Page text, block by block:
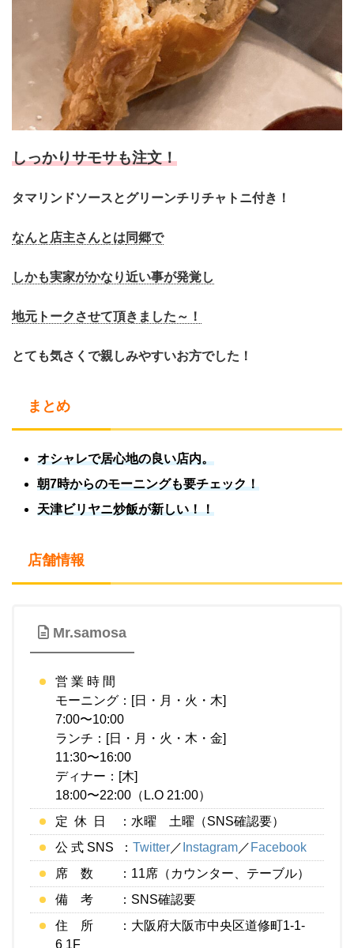
しっかりサモサも注文！
タマリンドソースとグリーンチリチャトニ付き！
なんと店主さんとは 同郷で
しかも実家がかなり近い事が発覚し
地元トークさせて頂きました～！
とても気さくで親しみやすいお方でした！
まとめ
オシャレで居心地の良い店内。
朝7時からのモーニングも要チェック！
天津ビリヤニ炒飯が新しい！！
店舗情報
Mr.samosa
営 業 時 間
モーニング：[日・月・火・木]
7:00〜10:00
ランチ：[日・月・火・木・金]
11:30〜16:00
ディナー：[木]
18:00〜22:00（L.O 21:00）
定 休 日 ：水曜 土曜（SNS確認要）
公 式 SNS ： Twitter／ Instagram／ Facebook
席 数 ：11席（カウンター、テーブル）
備 考 ：SNS確認要
住 所 ：大阪府大阪市中央区道修町1-1-
6 1F